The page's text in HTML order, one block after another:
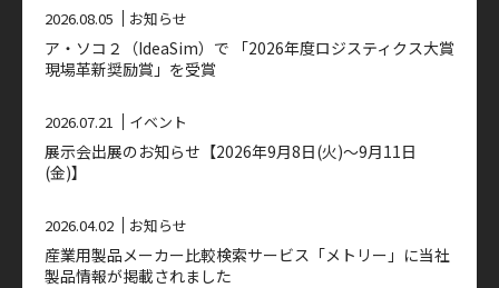
2026.08.05 お知らせ
ア・ソコ２（IdeaSim）で 「2026年度ロジスティクス大賞
現場革新奨励賞」を受賞
2026.07.21 イベント
展示会出展のお知らせ【2026年9月8日(火)～9月11日
(金)】
2026.04.02 お知らせ
産業用製品メーカー比較検索サービス「メトリー」に当社
製品情報が掲載されました